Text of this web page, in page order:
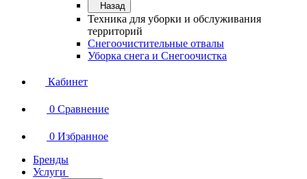
Назад
Техника для уборки и обслуживания
территорий
Снегоочистительные отвалы
Уборка снега и Снегоочистка
Кабинет
0 Сравнение
0 Избранное
Бренды
Услуги